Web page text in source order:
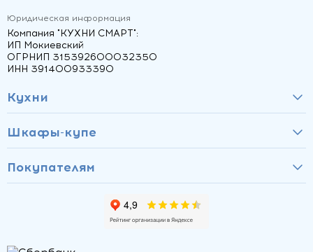
Юридическая информация
Компания "КУХНИ СМАРТ":
ИП Мокиевский
ОГРНИП 315392600032350
ИНН 391400933390
Кухни
Шкафы-купе
Покупателям